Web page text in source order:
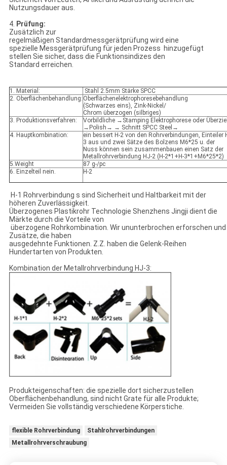
Nutzungsdauer aus.
4. Prüfung:
Zusätzlich zur
regelmäßigen Standardmessgerätprüfung wird eine
spezielle Messgerätprüfung für jeden Prozess hinzugefügt
stellen Sie sicher, dass die Funktionsindizes den
Standard erreichen.
1. Material:
Stahl 2.5mm Stärke SPCC
2. Oberflächenbehandlung: Oberflächenelektrophoresebehandlung
(Schwarzes eins), Zink-Nickel/
Chrom überzogen (silbriges)
3. Produktionsverfahren:
Vorbildliche →Stamping Elektrophorese oder
→Polish→ → Schnitt SPCC Steel→
4. Hauptkombination:
ein bessert H-2 von den Rohrverbindungen, Einteiler
3 aus und zwei Sätze des Bolzens M6*25 u. der
Nuss können sein zusammenbauen einen Satz der
Metallrohrverbindung HJ-2 (H-2*1+H-3*1+M6*25*2)
5.Weight
87 g-/pc
6. Einzelteil nein.
H-2
H-1 Rohrverbindung s sind Sicherheit und Haltbarkeit mit der
höheren Zuverlässigkeit.
Überzogenes Plastikrohr Technologie Shenzhens Jingji dient die
Märkte durch die Vorteile von
überzogene Rohrkombination. Wir ununterbrochen erforschen
Zusätze, die haben
ausgedehnte Funktionen. Z.Z. haben die Gelenk-Reihen
Hundertarten von Produkten.
Kombination der Metallrohrverbindung HJ-3:
Produkteigenschaften: die spezielle dort sicherzustellen
Oberflächenbehandlung, sind nicht Grate für alle Produkte;
Vermeiden Sie vollständig verschiedene Körperstiche.
flexible Rohrverbindung
Stahlrohrverbindungen
Metallrohrverschraubung